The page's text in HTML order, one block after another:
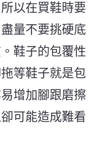
以在買鞋時要
量不要挑硬底
鞋子的包覆性
等鞋子就是包
增加腳跟磨擦
可能造成難看